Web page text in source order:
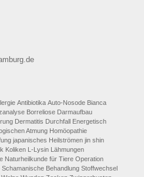
Antibiotika Auto-Nosode Bianca
Borreliose Darmaufbau
Dermatitis Durchfall Energetisch
Atmung Homöopathie
japanisches Heilströmen jin shin
Koliken L-Lysin Lähmungen
Naturheilkunde für Tiere Operation
Schamanische Behandlung Stoffwechsel